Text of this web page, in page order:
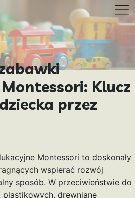
Klucz
przez
Montessori to doskonały
wspierać rozwój
sposób. W przeciwieństwie do
drewniane